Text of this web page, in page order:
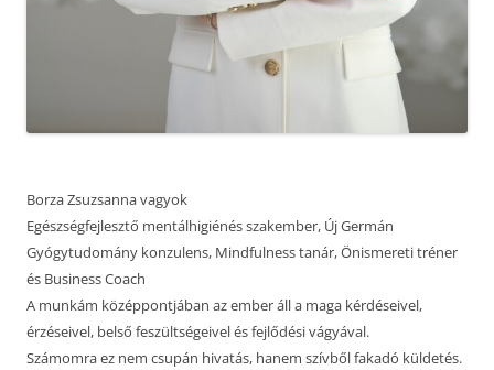
Borza Zsuzsanna vagyok
Egészségfejlesztő mentálhigiénés szakember, Új Germán
Gyógytudomány konzulens, Mindfulness tanár, Önismereti tréner
és Business Coach
A munkám középpontjában az ember áll a maga kérdéseivel,
érzéseivel, belső feszültségeivel és fejlődési vágyával.
Számomra ez nem csupán hivatás, hanem szívből fakadó küldetés.